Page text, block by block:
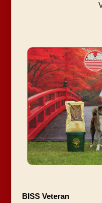
BISS Veteran